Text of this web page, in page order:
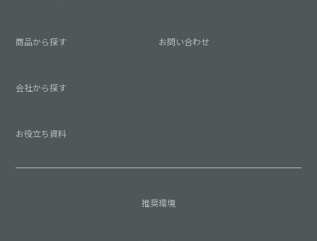
商品から探す
会社から探す
お役立ち資料
お問い合わせ
推奨環境